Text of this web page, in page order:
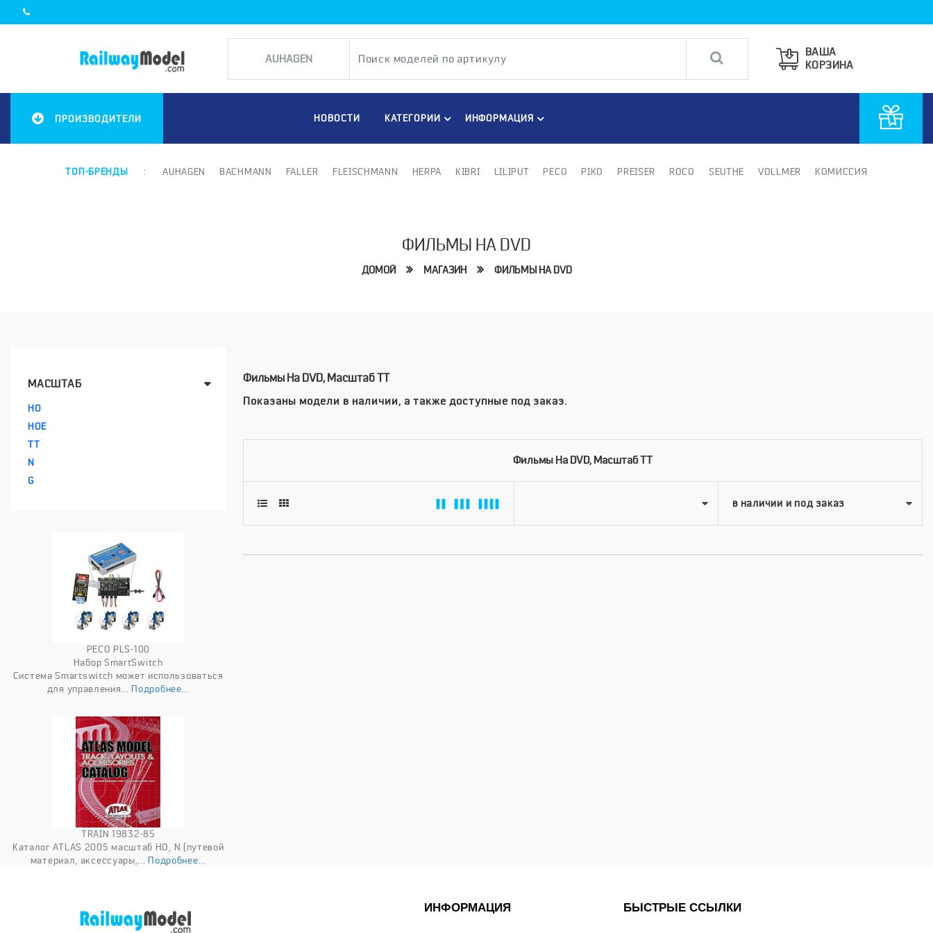
ВАША
КОРЗИНА
ПРОИЗВОДИТЕЛИ НОВОСТИ КАТЕГОРИИ ИНФОРМАЦИЯ
ТОП-БРЕНДЫ : AUHAGEN BACHMANN FALLER FLEISCHMANN HERPA KIBRI LILIPUT PECO PIKO PREISER ROCO SEUTHE VOLLMER КОМИССИЯ
ФИЛЬМЫ НА DVD
ДОМОЙ МАГАЗИН ФИЛЬМЫ НА DVD
МАСШТАБ
HO
HOE
TT
N
G
PECO PLS-100
Набор SmartSwitch
Система Smartswitch может использоваться
для управления...Подробнее...
TRAIN 19832-85
Каталог ATLAS 2005 масштаб HO, N (путевой
материал, аксессуары,...Подробнее...
Фильмы На DVD, Масштаб TT
Показаны модели в наличии, а также доступные под заказ.
Фильмы На DVD, Масштаб TT
ИНФОРМАЦИЯ БЫСТРЫЕ ССЫЛКИ